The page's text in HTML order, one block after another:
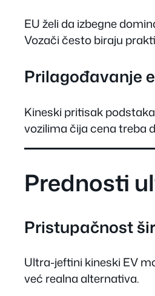
EU želi da izbegne
Vozači često biraju
Prilagođavanje
Kineski pritisak
vozilima čija cena treba
Prednosti
Pristupačnost
Ultra-jeftini kineski EV
već realna alternativa.